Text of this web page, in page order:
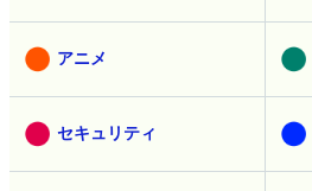
アニメ
セキュリティ